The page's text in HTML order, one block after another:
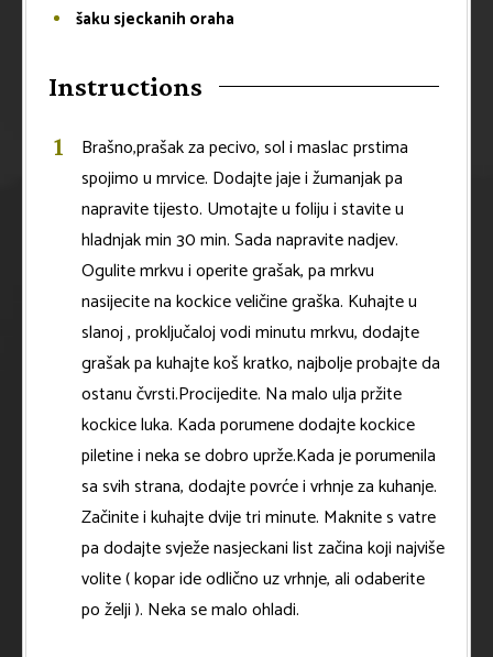
šaku sjeckanih oraha
Instructions
Brašno,prašak za pecivo, sol i maslac prstima
spojimo u mrvice. Dodajte jaje i žumanjak pa
napravite tijesto. Umotajte u foliju i stavite u
hladnjak min 30 min. Sada napravite nadjev.
Ogulite mrkvu i operite grašak, pa mrkvu
nasijecite na kockice veličine graška. Kuhajte u
slanoj , proključaloj vodi minutu mrkvu, dodajte
grašak pa kuhajte koš kratko, najbolje probajte da
ostanu čvrsti.Procijedite. Na malo ulja pržite
kockice luka. Kada porumene dodajte kockice
piletine i neka se dobro uprže.Kada je porumenila
sa svih strana, dodajte povrće i vrhnje za kuhanje.
Začinite i kuhajte dvije tri minute. Maknite s vatre
pa dodajte svježe nasjeckani list začina koji najviše
volite ( kopar ide odlično uz vrhnje, ali odaberite
po želji ). Neka se malo ohladi.